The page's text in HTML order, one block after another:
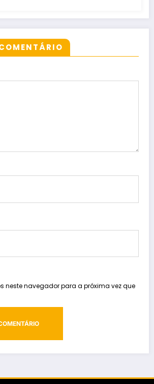
neste navegador para a próxima vez que